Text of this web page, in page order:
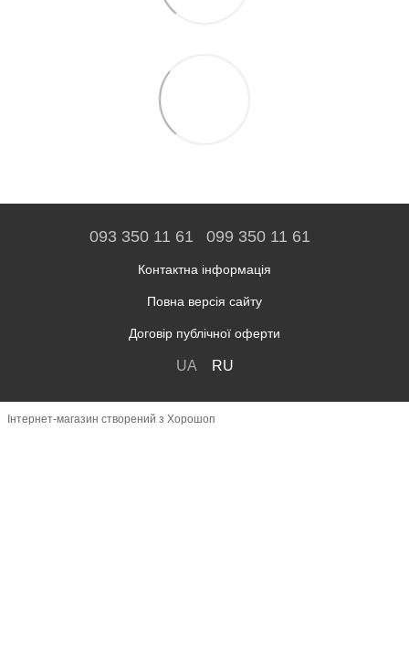
093 350 11 61 099 350 11 61
Контактна інформація
Повна версія сайту
Договір публічної оферти
UA RU
Інтернет-магазин створений з Хорошоп